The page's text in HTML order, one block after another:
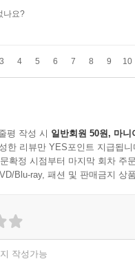
나요?
3 4 5 6 7 8 9 10
평 작성 시 일반회원 50원, 마니
한 리뷰만 YES포인트 지급됩니
확정 시점부터 마지막 회차 주
Blu-ray, 패션 및 판매금지 상
작성가능